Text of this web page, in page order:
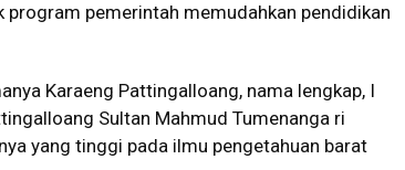
program pemerintah memudahkan pendidikan
Karaeng Pattingalloang, nama lengkap, I
Sultan Mahmud Tumenanga ri
yang tinggi pada ilmu pengetahuan barat